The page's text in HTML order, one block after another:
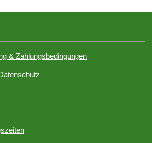
& Zahlungsbedingungen